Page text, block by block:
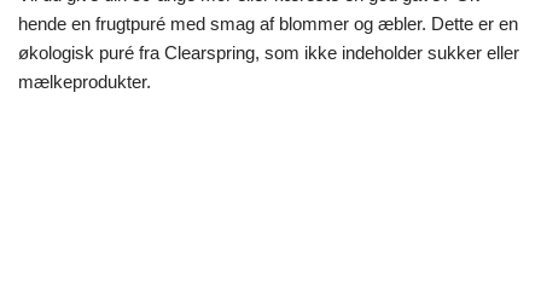
hende en frugtpuré med smag af blommer og æbler. Dette er en
økologisk puré fra Clearspring, som ikke indeholder sukker eller
mælkeprodukter.